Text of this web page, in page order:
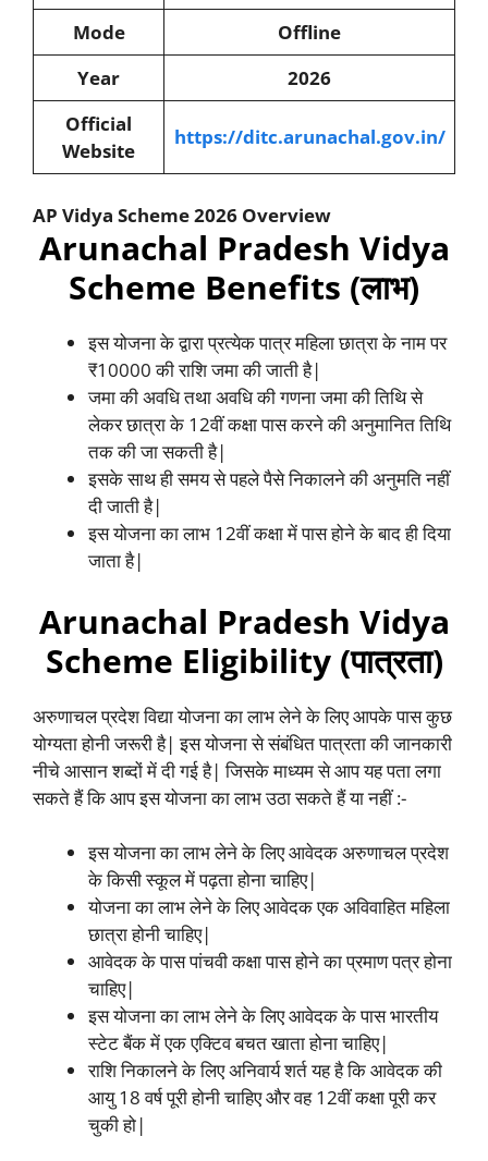
Mode
Offline
Year
2026
Official
Website
https://ditc.arunachal.gov.in/
AP Vidya Scheme2026 Overview
Arunachal Pradesh Vidya
Scheme Benefits (लाभ)
इस योजना के द्वारा प्रत्येक पात्र महिला छात्रा के नाम पर
₹10000 की राशि जमा की जाती है|
जमा की अवधि तथा अवधि की गणना जमा की तिथि से
लेकर छात्रा के 12वीं कक्षा पास करने की अनुमानित तिथि
तक की जा सकती है|
इसके साथ ही समय से पहले पैसे निकालने की अनुमति नहीं
दी जाती है|
इस योजना का लाभ 12वीं कक्षा में पास होने के बाद ही दिया
जाता है|
Arunachal Pradesh Vidya
Scheme Eligibility (पात्रता)
अरुणाचल प्रदेश विद्या योजना का लाभ लेने के लिए आपके पास कुछ
योग्यता होनी जरूरी है| इस योजना से संबंधित पात्रता की जानकारी
नीचे आसान शब्दों में दी गई है| जिसके माध्यम से आप यह पता लगा
सकते हैं कि आप इस योजना का लाभ उठा सकते हैं या नहीं :-
इस योजना का लाभ लेने के लिए आवेदक अरुणाचल प्रदेश
के किसी स्कूल में पढ़ता होना चाहिए|
योजना का लाभ लेने के लिए आवेदक एक अविवाहित महिला
छात्रा होनी चाहिए|
आवेदक के पास पांचवी कक्षा पास होने का प्रमाण पत्र होना
चाहिए|
इस योजना का लाभ लेने के लिए आवेदक के पास भारतीय
स्टेट बैंक में एक एक्टिव बचत खाता होना चाहिए|
राशि निकालने के लिए अनिवार्य शर्त यह है कि आवेदक की
आयु 18 वर्ष पूरी होनी चाहिए और वह 12वीं कक्षा पूरी कर
चुकी हो|